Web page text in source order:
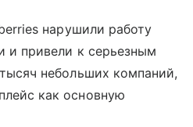
нарушили работу
и привели к серьезным
небольших компаний,
как основную